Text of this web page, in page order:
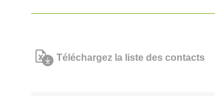
Téléchargez la liste des contacts